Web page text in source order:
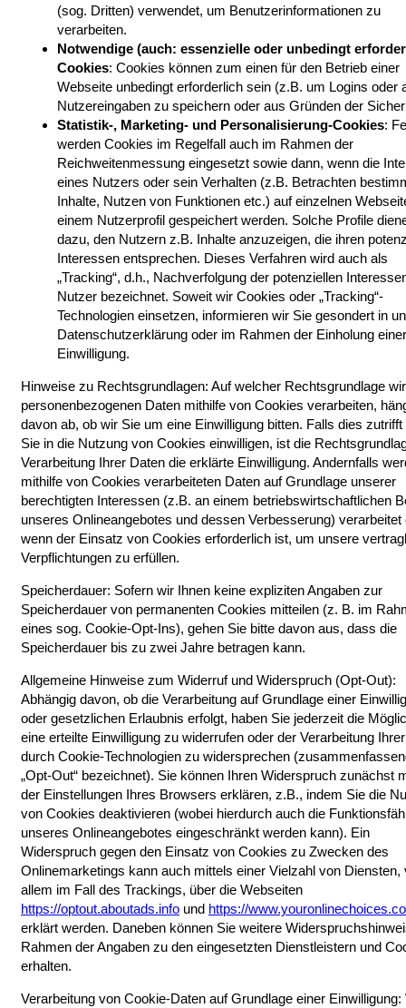
(sog. Dritten) verwendet, um Benutzerinformationen zu
verarbeiten.
Notwendige (auch: essenzielle oder unbedingt
Cookies: Cookies können zum einen für den Betrieb einer
Webseite unbedingt erforderlich sein (z.B. um Logins oder
Nutzereingaben zu speichern oder aus Gründen der
Statistik-, Marketing- und Personalisierung-Cookies:
werden Cookies im Regelfall auch im Rahmen der
Reichweitenmessung eingesetzt sowie dann, wenn die
eines Nutzers oder sein Verhalten (z.B. Betrachten
Inhalte, Nutzen von Funktionen etc.) auf einzelnen
einem Nutzerprofil gespeichert werden. Solche Profile
dazu, den Nutzern z.B. Inhalte anzuzeigen, die ihren
Interessen entsprechen. Dieses Verfahren wird auch als
„Tracking“, d.h., Nachverfolgung der potenziellen
Nutzer bezeichnet. Soweit wir Cookies oder „Tracking“-
Technologien einsetzen, informieren wir Sie gesondert in
Datenschutzerklärung oder im Rahmen der Einholung einer
Einwilligung.
Hinweise zu Rechtsgrundlagen: Auf welcher Rechtsgrundlage
personenbezogenen Daten mithilfe von Cookies verarbeiten,
davon ab, ob wir Sie um eine Einwilligung bitten. Falls dies zutrifft
Sie in die Nutzung von Cookies einwilligen, ist die
Verarbeitung Ihrer Daten die erklärte Einwilligung. Andernfalls
mithilfe von Cookies verarbeiteten Daten auf Grundlage unserer
berechtigten Interessen (z.B. an einem betriebswirtschaftlichen
unseres Onlineangebotes und dessen Verbesserung) verarbeitet
wenn der Einsatz von Cookies erforderlich ist, um unsere
Verpflichtungen zu erfüllen.
Speicherdauer: Sofern wir Ihnen keine expliziten Angaben zur
Speicherdauer von permanenten Cookies mitteilen (z. B. im
eines sog. Cookie-Opt-Ins), gehen Sie bitte davon aus, dass die
Speicherdauer bis zu zwei Jahre betragen kann.
Allgemeine Hinweise zum Widerruf und Widerspruch (Opt-Out):
Abhängig davon, ob die Verarbeitung auf Grundlage einer
oder gesetzlichen Erlaubnis erfolgt, haben Sie jederzeit die
eine erteilte Einwilligung zu widerrufen oder der Verarbeitung
durch Cookie-Technologien zu widersprechen
„Opt-Out“ bezeichnet). Sie können Ihren Widerspruch zunächst
der Einstellungen Ihres Browsers erklären, z.B., indem Sie die
von Cookies deaktivieren (wobei hierdurch auch die
unseres Onlineangebotes eingeschränkt werden kann). Ein
Widerspruch gegen den Einsatz von Cookies zu Zwecken des
Onlinemarketings kann auch mittels einer Vielzahl von Diensten,
allem im Fall des Trackings, über die Webseiten
https://optout.aboutads.info und https://
erklärt werden. Daneben können Sie weitere
Rahmen der Angaben zu den eingesetzten Dienstleistern und
erhalten.
Verarbeitung von Cookie-Daten auf Grundlage einer Einwilligung: